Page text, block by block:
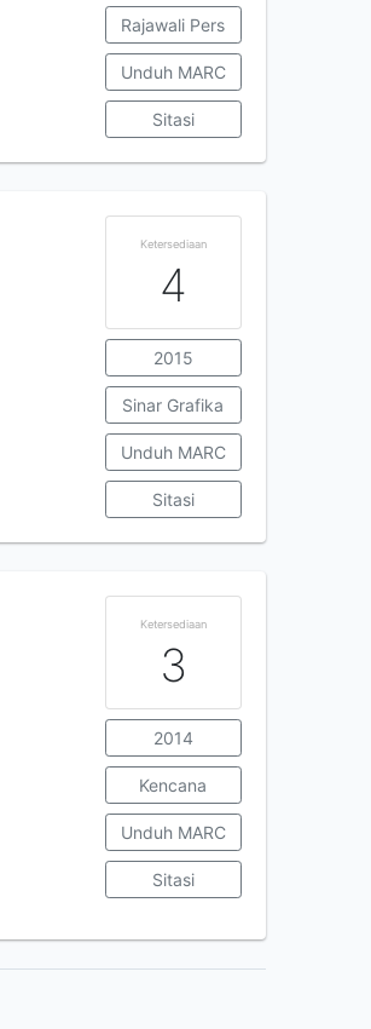
Rajawali Pers
Unduh MARC
Sitasi
Ketersediaan
4
2015
Sinar Grafika
Unduh MARC
Sitasi
Ketersediaan
3
2014
Kencana
Unduh MARC
Sitasi